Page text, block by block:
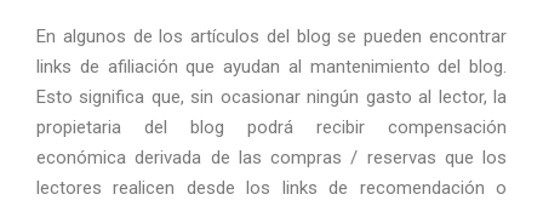
En algunos de los artículos del blog se pueden encontrar
links de afiliación que ayudan al mantenimiento del blog.
Esto significa que, sin ocasionar ningún gasto al lector, la
propietaria del blog podrá recibir compensación
económica derivada de las compras / reservas que los
lectores realicen desde los links de recomendación o